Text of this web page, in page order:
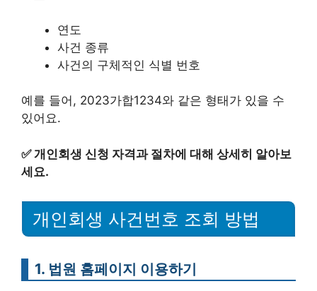
연도
사건 종류
사건의 구체적인 식별 번호
예를 들어, 2023가합1234와 같은 형태가 있을 수
있어요.
✅개인회생 신청 자격과 절차에 대해 상세히 알아보
세요.
개인회생 사건번호 조회 방법
1. 법원 홈페이지 이용하기